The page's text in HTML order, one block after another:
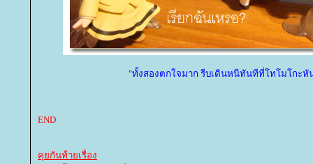
"ทั้งสองตกใจมาก รีบเดินหนีทันทีที่โทโมโกะหั
END
คุยกันท้ายเรื่อง